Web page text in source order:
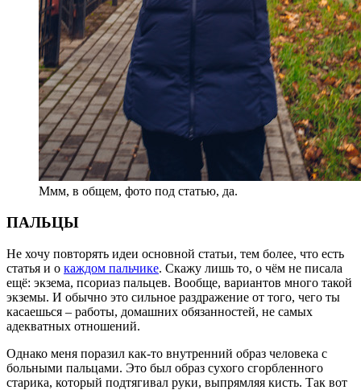
Ммм, в общем, фото под статью, да.
ПАЛЬЦЫ
Не хочу повторять идеи основной статьи, тем более, что есть
статья и о каждом пальчике. Скажу лишь то, о чём не писала
ещё: экзема, псориаз пальцев. Вообще, вариантов много такой
экземы. И обычно это сильное раздражение от того, чего ты
касаешься – работы, домашних обязанностей, не самых
адекватных отношений.
Однако меня поразил как-то внутренний образ человека с
больными пальцами. Это был образ сухого сгорбленного
старика, который подтягивал руки, выпрямляя кисть. Так вот